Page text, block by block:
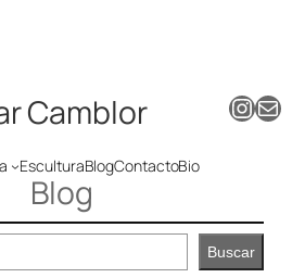
Camblor InstagramMail
EsculturaBlogContactoBio
Blog
Buscar